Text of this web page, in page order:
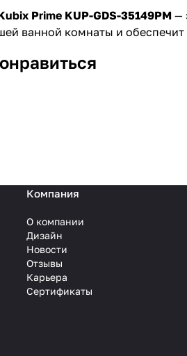
Prime KUP-GDS-35149PM —
ванной комнаты и
Компания
О компании
Дизайн
Новости
Отзывы
Карьера
Сертификаты